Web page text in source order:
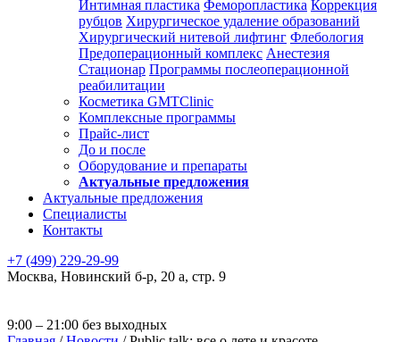
Интимная пластика Феморопластика Коррекция
рубцов Хирургическое удаление образований
Хирургический нитевой лифтинг Флебология
Предоперационный комплекс Анестезия
Стационар Программы послеоперационной
реабилитации
Косметика GMTClinic
Комплексные программы
Прайс-лист
До и после
Оборудование и препараты
Актуальные предложения
Актуальные предложения
Специалисты
Контакты
+7 (499) 229-29-99
Москва, Новинский б-р, 20 а, стр. 9
9:00 – 21:00 без выходных